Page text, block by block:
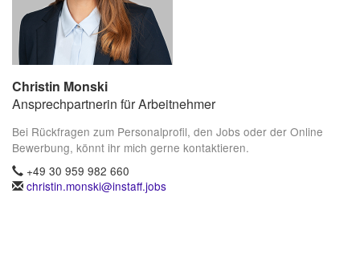
Christin Monski
Ansprechpartnerin für Arbeitnehmer
Bei Rückfragen zum Personalprofil, den Jobs oder der Online
Bewerbung, könnt ihr mich gerne kontaktieren.
+49 30 959 982 660
christin.monski@instaff.jobs